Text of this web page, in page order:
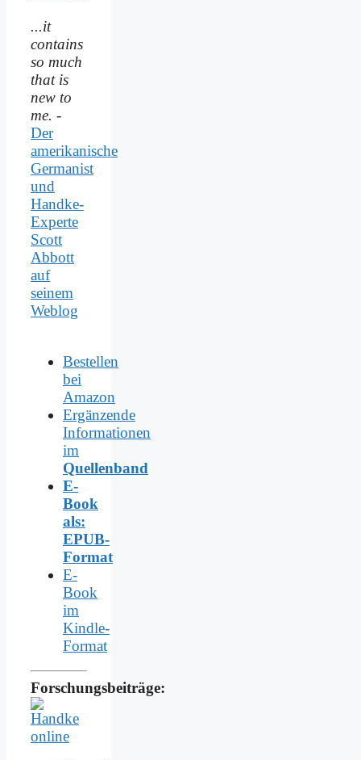
...it
contains
so much
that is
new to
me. -
Der
amerikanische
Germanist
und
Handke-
Experte
Scott
Abbott
auf
seinem
Weblog
Bestellen
bei
Amazon
Ergänzende
Informationen
im
Quellenband
E-
Book
als:
EPUB-
Format
E-
Book
im
Kindle-
Format
Forschungsbeiträge: